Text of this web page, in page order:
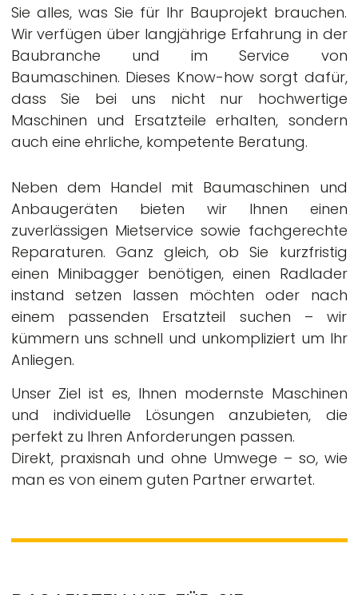
Sie alles, was Sie für Ihr Bauprojekt brauchen.
Wir verfügen über langjährige Erfahrung in der
Baubranche und im Service von
Baumaschinen. Dieses Know-how sorgt dafür,
dass Sie bei uns nicht nur hochwertige
Maschinen und Ersatzteile erhalten, sondern
auch eine ehrliche, kompetente Beratung.
Neben dem Handel mit Baumaschinen und
Anbaugeräten bieten wir Ihnen einen
zuverlässigen Mietservice sowie fachgerechte
Reparaturen. Ganz gleich, ob Sie kurzfristig
einen Minibagger benötigen, einen Radlader
instand setzen lassen möchten oder nach
einem passenden Ersatzteil suchen – wir
kümmern uns schnell und unkompliziert um Ihr
Anliegen.
Unser Ziel ist es, Ihnen modernste Maschinen
und individuelle Lösungen anzubieten, die
perfekt zu Ihren Anforderungen passen.
Direkt, praxisnah und ohne Umwege – so, wie
man es von einem guten Partner erwartet.